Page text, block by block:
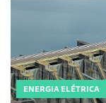
ENERGIA ELÉTRICA